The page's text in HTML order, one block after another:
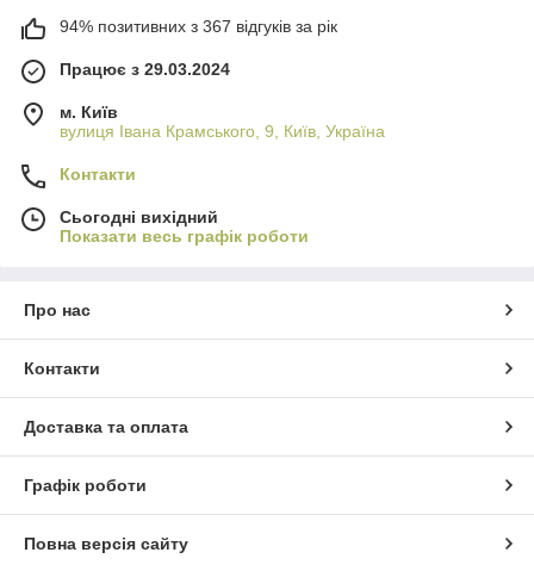
94% позитивних з 367 відгуків за рік
Працює з 29.03.2024
м. Київ
вулиця Івана Крамського, 9, Київ, Україна
Контакти
Сьогодні вихідний
Показати весь графік роботи
Про нас
Контакти
Доставка та оплата
Графік роботи
Повна версія сайту